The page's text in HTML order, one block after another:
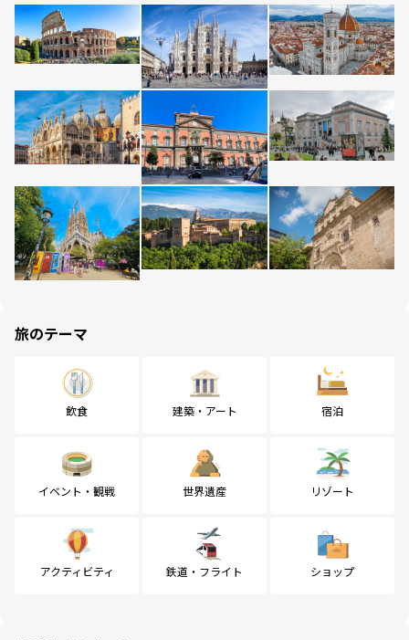
旅のテーマ
飲食 建築・アート 宿泊
イベント・観戦 世界遺産 リゾート
アクティビティ 鉄道・フライト ショップ